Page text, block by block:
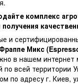
комплекс
и
Микс
в нашем интернет
по всей территории
по адресу г. Киев,